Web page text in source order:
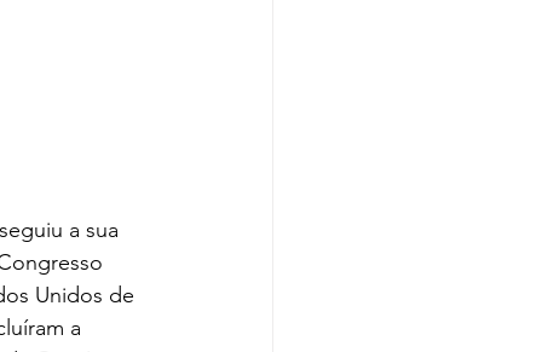
a sua
Unidos de
a